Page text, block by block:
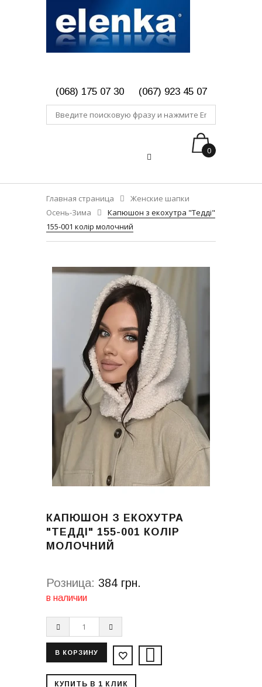
(068) 175 07 30 (067) 923 45 07
0
Главная страница
Женские шапки
Осень-Зима
Капюшон з екохутра "Тедді"
155-001 колір молочний
КАПЮШОН З ЕКОХУТРА
"ТЕДДІ" 155-001 КОЛІР
МОЛОЧНИЙ
Розница: 384 грн.
в наличии
КУПИТЬ В 1 КЛИК